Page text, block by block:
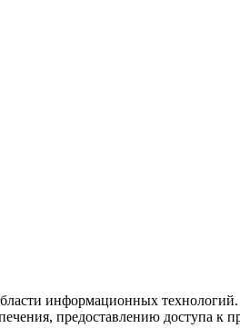
информационных
предоставлению доступа к